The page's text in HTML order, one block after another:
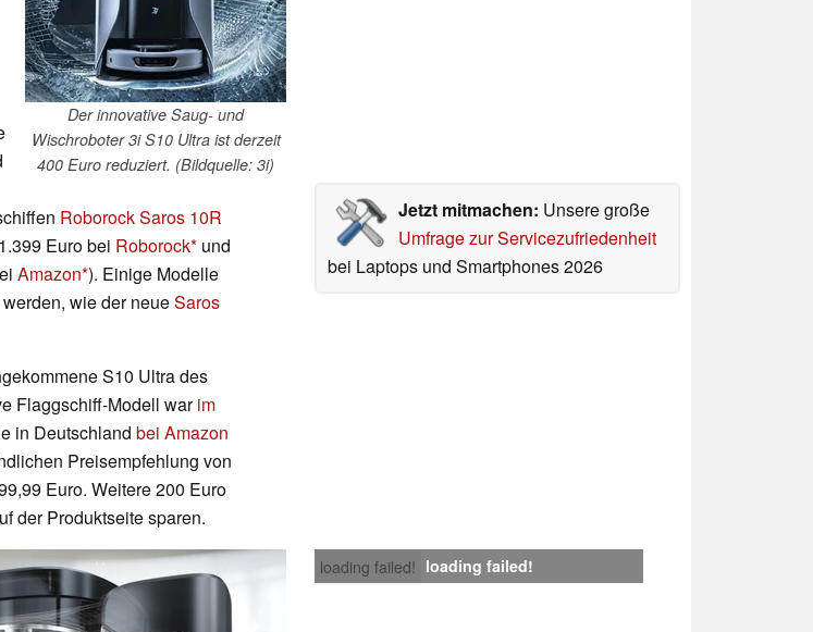
Der innovative Saug- und
Wischroboter 3i S10 Ultra ist derzeit
400 Euro reduziert. (Bildquelle: 3i)
Jetzt mitmachen: Unsere große
Umfrage zur Servicezufriedenheit
bei Laptops und Smartphones 2026
Roborock Saros 10R
Euro bei Roborock und
Amazon ). Einige Modelle
wie der neueSaros
S10 Ultra des
Flaggschiff-Modell warim
in Deutschland bei Amazon
Preisempfehlung von
Euro. Weitere 200 Euro
der Produktseite sparen.
loading failed! loading failed!